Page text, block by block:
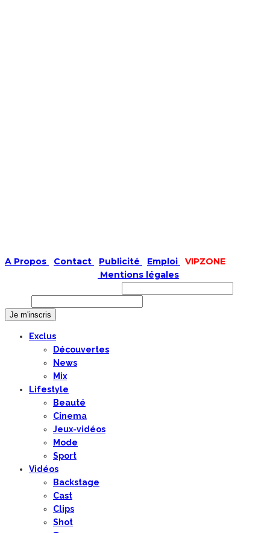
A Propos Contact Publicité Emploi
VIPZONE
Mentions légales
Exclus
Découvertes
News
Mix
Lifestyle
Beauté
Cinema
Jeux-vidéos
Mode
Sport
Vidéos
Backstage
Cast
Clips
Shot